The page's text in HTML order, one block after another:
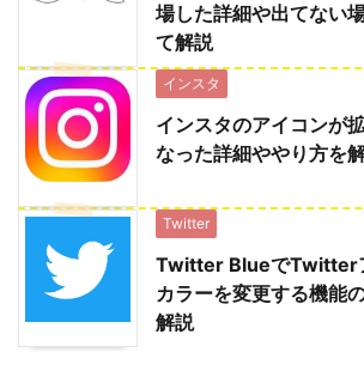
場した詳細や出てない
て解説
インスタ
インスタのアイコンが
なった詳細ややり方を
Twitter
Twitter BlueでTwitter
カラーを変更する機能
解説